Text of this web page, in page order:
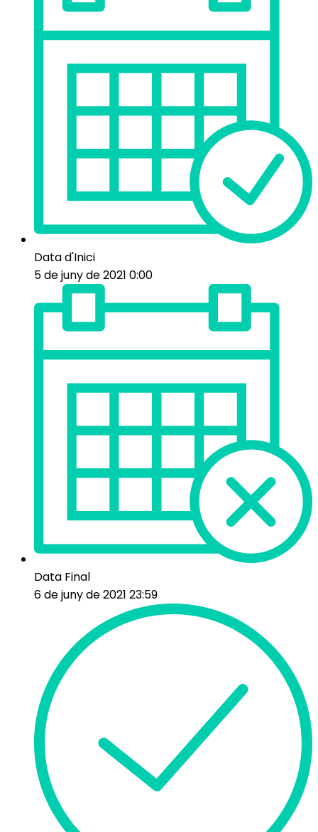
Data d'Inici
5 de juny de 2021 0:00
Data Final
6 de juny de 2021 23:59